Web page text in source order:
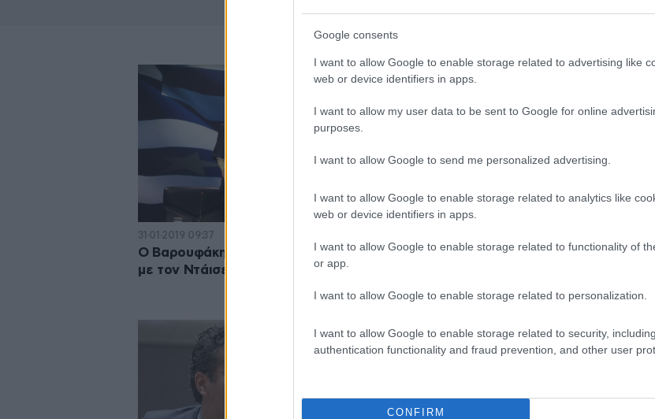
Google consents
I want to allow Google to enable storage related to advertising like
web or device identifiers in apps.
I want to allow my user data to be sent to Google for online
purposes.
I want to allow Google to send me personalized advertising.
I want to allow Google to enable storage related to analytics like
web or device identifiers in apps.
I want to allow Google to enable storage related to functionality of
or app.
I want to allow Google to enable storage related to personalization.
I want to allow Google to enable storage related to security, including
authentication functionality and fraud prevention, and other user
CONFIRM
31·01·2019 09:37
Ο Βαρουφάκης θυμάται τη χειραψία
με τον Ντάισελμπλουμ
«Αν είχαμε αφήσει την Ελλάδα να